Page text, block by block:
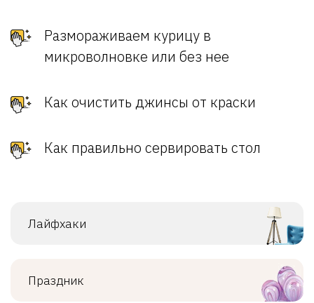
Размораживаем курицу в
микроволновке или без нее
Как очистить джинсы от краски
Как правильно сервировать стол
Лайфхаки
Праздник